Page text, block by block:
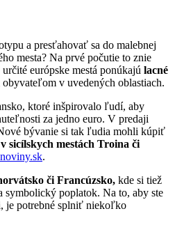
a presťahovať sa do malebnej
mesta? Na prvé počutie to znie
európske mestá ponúkajú lacné
v uvedených oblastiach.
ktoré inšpirovalo ľudí, aby
za jedno euro. V predaji
bývanie si tak ľudia mohli kúpiť
sicílskych mestách Troina či
.
či Francúzsko, kde si tiež
poplatok. Na to, aby ste
je potrebné splniť niekoľko